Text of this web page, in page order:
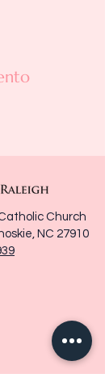
Church
NC 27910